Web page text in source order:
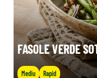
FASOLE VERDE
Mediu Rapid